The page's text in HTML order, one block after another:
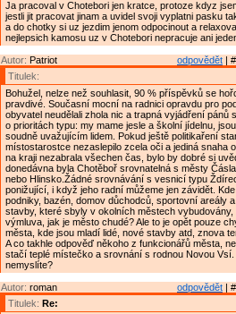
Ja pracoval v Chotebori jen kratce, protoze kdyz
jestli jit pracovat jinam a uvidel svoji vyplatni pasku
a do chotky si uz jezdim jenom odpocinout a
nejlepsich kamosu uz v Chotebori nepracuje ani
odpovědět |
Autor: Patriot
Titulek:
Bohužel, nelze než souhlasit, 90 % příspěvků se
pravdivé. Současní mocní na radnici opravdu pro
obyvatel neudělali zhola nic a trapná vyjádření pánů
o prioritách typu: my mame jesle a školní jídelnu,
soudně uvažujícím lidem. Pokud ještě politikaření
místostarostce nezaslepilo zcela oči a jediná snaha
na kraji nezabrala všechen čas, bylo by dobré si
donedávna byla Chotěboř srovnatelná s městy
nebo Hlinsko.Žádné srovnávání s vesnicí typu
ponižující, i když jeho radní můžeme jen závidět.
podniky, bazén, domov důchodců, sportovní areály
stavby, které sbyly v okolních městech vybudovány,
výmluva, jak je město chudé? Ale to je opět pouze
města, kde jsou mladí lidé, nové stavby atd, znova
A co takhle odpověď někoho z funkcionářů města,
stačí teplé místečko a srovnání s rodnou Novou Vsí.
nemyslíte?
odpovědět |
Autor: roman
Titulek: Re: